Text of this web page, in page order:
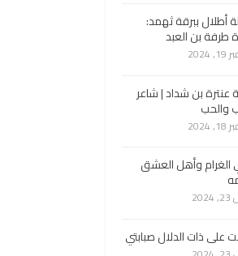
أطلال ببرقة ثهمد:
طرفة بن العبد
بن شداد | شاعر
والحب
الغرام وأهل العشق
على ذات الدلال صبابتي